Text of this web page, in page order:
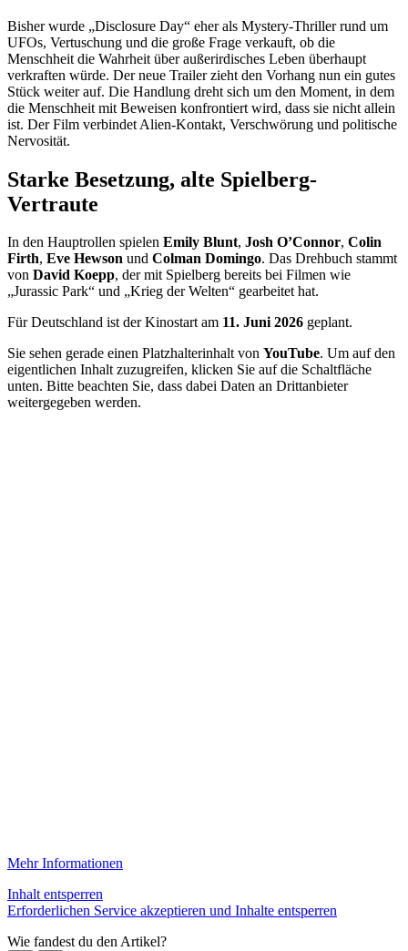
Bisher wurde „Disclosure Day“ eher als Mystery-Thriller rund um
UFOs, Vertuschung und die große Frage verkauft, ob die
Menschheit die Wahrheit über außerirdisches Leben überhaupt
verkraften würde. Der neue Trailer zieht den Vorhang nun ein gutes
Stück weiter auf. Die Handlung dreht sich um den Moment, in dem
die Menschheit mit Beweisen konfrontiert wird, dass sie nicht allein
ist. Der Film verbindet Alien-Kontakt, Verschwörung und politische
Nervosität.
Starke Besetzung, alte Spielberg-
Vertraute
In den Hauptrollen spielen Emily Blunt, Josh O’Connor, Colin
Firth, Eve Hewson und Colman Domingo. Das Drehbuch stammt
von David Koepp, der mit Spielberg bereits bei Filmen wie
„Jurassic Park“ und „Krieg der Welten“ gearbeitet hat.
Für Deutschland ist der Kinostart am 11. Juni 2026 geplant.
Sie sehen gerade einen Platzhalterinhalt von YouTube. Um auf den
eigentlichen Inhalt zuzugreifen, klicken Sie auf die Schaltfläche
unten. Bitte beachten Sie, dass dabei Daten an Drittanbieter
weitergegeben werden.
Mehr Informationen
Inhalt entsperren
Erforderlichen Service akzeptieren und Inhalte entsperren
Wie fandest du den Artikel?